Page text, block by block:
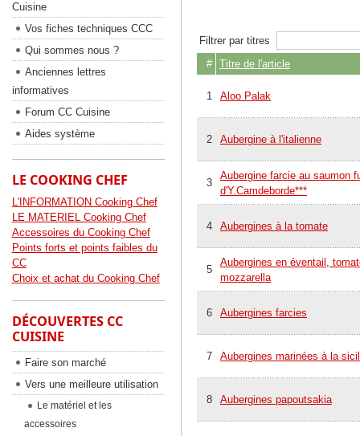
Filtrer par titres
# Titre de l'article
1 Aloo Palak
2 Aubergine à l'italienne
3
Aubergine farcie au saumon
d'Y.Camdeborde***
4 Aubergines à la tomate
5
Aubergines en éventail,
mozzarella
6 Aubergines farcies
7 Aubergines marinées à la
8 Aubergines papoutsakia
Cuisine
Vos fiches techniques CCC
Qui sommes nous ?
Anciennes lettres
informatives
Forum CC Cuisine
Aides système
LE COOKING CHEF
L'INFORMATION Cooking Chef
LE MATERIEL Cooking Chef
Accessoires du Cooking Chef
Points forts et points faibles du
CC
Choix et achat du Cooking Chef
DÉCOUVERTES CC
CUISINE
Faire son marché
Vers une meilleure utilisation
Le matériel et les
accessoires